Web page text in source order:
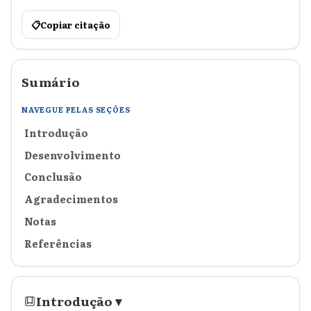
📋Copiar citação
Sumário
NAVEGUE PELAS SEÇÕES
Introdução
Desenvolvimento
Conclusão
Agradecimentos
Notas
Referências
Introdução▾